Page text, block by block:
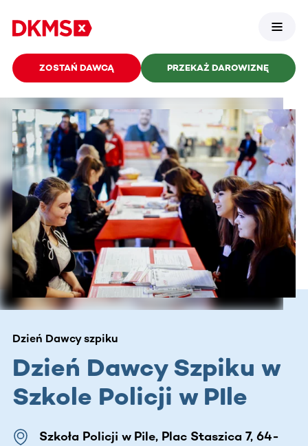
ZOSTAŃ DAWCĄ PRZEKAŻ DAROWIZNĘ
Dzień Dawcy szpiku
Dzień Dawcy Szpiku w
Szkole Policji w PIle
Szkoła Policji w Pile, Plac Staszica 7, 64-